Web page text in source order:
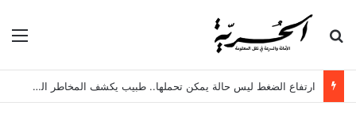
بحث عن
ارتفاع الضغط ليس حالة يمكن تحملها.. طبيب يكشف المخاطر الخفية